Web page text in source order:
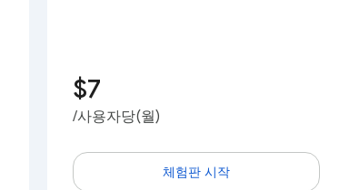
$7
/사용자당(월)
체험판 시작